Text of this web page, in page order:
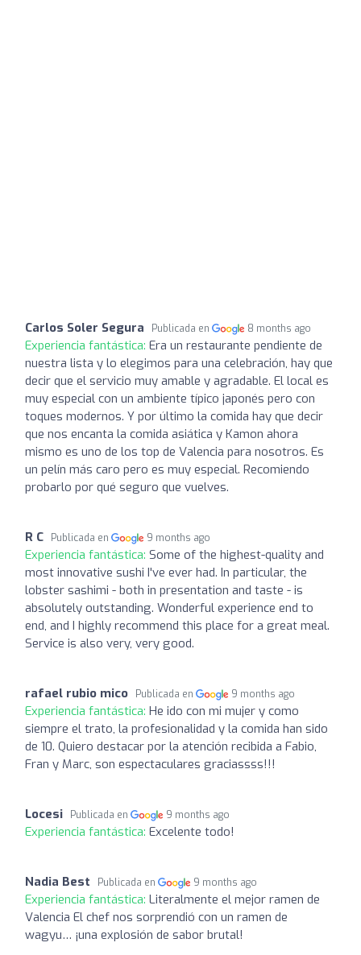
Carlos Soler Segura Publicada en 8 months ago
Experiencia fantástica: Era un restaurante pendiente de
nuestra lista y lo elegimos para una celebración, hay que
decir que el servicio muy amable y agradable. El local es
muy especial con un ambiente típico japonés pero con
toques modernos. Y por último la comida hay que decir
que nos encanta la comida asiática y Kamon ahora
mismo es uno de los top de Valencia para nosotros. Es
un pelín más caro pero es muy especial. Recomiendo
probarlo por qué seguro que vuelves.
R C Publicada en 9 months ago
Experiencia fantástica: Some of the highest-quality and
most innovative sushi I've ever had. In particular, the
lobster sashimi - both in presentation and taste - is
absolutely outstanding. Wonderful experience end to
end, and I highly recommend this place for a great meal.
Service is also very, very good.
rafael rubio mico Publicada en 9 months ago
Experiencia fantástica: He ido con mi mujer y como
siempre el trato, la profesionalidad y la comida han sido
de 10. Quiero destacar por la atención recibida a Fabio,
Fran y Marc, son espectaculares graciassss!!!
Locesi Publicada en 9 months ago
Experiencia fantástica: Excelente todo!
Nadia Best Publicada en 9 months ago
Experiencia fantástica: Literalmente el mejor ramen de
Valencia El chef nos sorprendió con un ramen de
wagyu… ¡una explosión de sabor brutal!